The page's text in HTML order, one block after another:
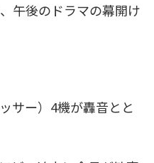
午後のドラマの幕開け
ッサー）4機が轟音とと